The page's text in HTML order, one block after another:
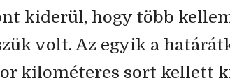
kiderül, hogy több
volt. Az egyik a
kilométeres sort kellett